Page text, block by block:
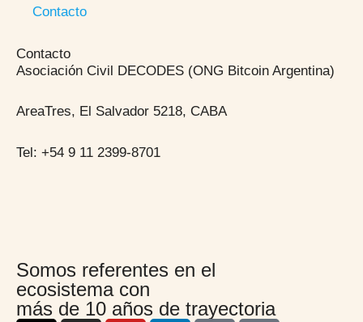
Contacto
Contacto
Asociación Civil DECODES (ONG Bitcoin Argentina)
AreaTres, El Salvador 5218, CABA
Tel: +54 9 11 2399-8701
Somos referentes en el
ecosistema con
más de 10 años de trayectoria